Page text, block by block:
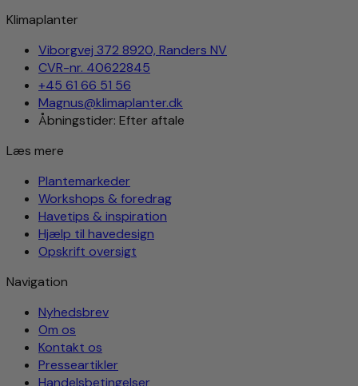
Klimaplanter
Viborgvej 372 8920, Randers NV
CVR-nr. 40622845
+45 61 66 51 56
Magnus@klimaplanter.dk
Åbningstider: Efter aftale
Læs mere
Plantemarkeder
Workshops & foredrag
Havetips & inspiration
Hjælp til havedesign
Opskrift oversigt
Navigation
Nyhedsbrev
Om os
Kontakt os
Presseartikler
Handelsbetingelser